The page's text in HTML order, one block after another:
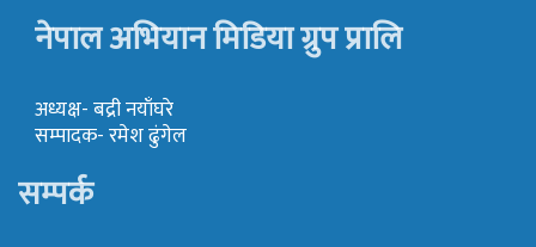
नेपाल अभियान मिडिया ग्रुप प्रालि
अध्यक्ष- बद्री नयाँघरे
सम्पादक- रमेश ढुंगेल
सम्पर्क